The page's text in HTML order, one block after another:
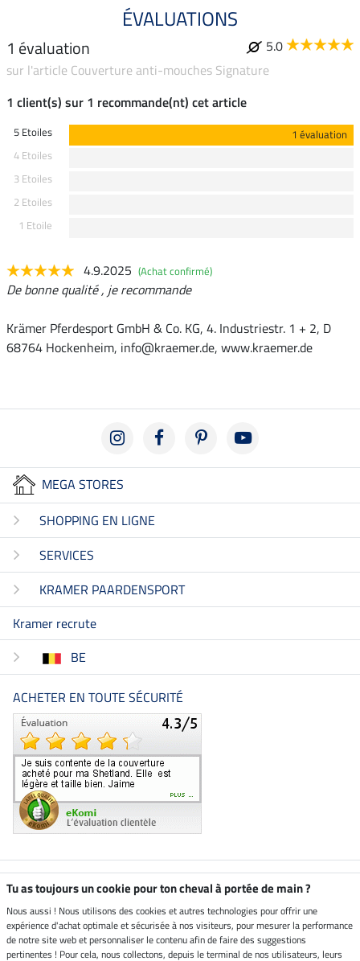
ÉVALUATIONS
1 évaluation
5.0
sur l'article Couverture anti-mouches Signature
1 client(s) sur 1 recommande(nt) cet article
5 Etoiles
1 évaluation
4 Etoiles
3 Etoiles
2 Etoiles
1 Etoile
4.9.2025 (Achat confirmé)
De bonne qualité , je recommande
Krämer Pferdesport GmbH & Co. KG, 4. Industriestr. 1 + 2, D
68764 Hockenheim, info@kraemer.de, www.kraemer.de
MEGA STORES
SHOPPING EN LIGNE
SERVICES
KRAMER PAARDENSPORT
Kramer recrute
BE
ACHETER EN TOUTE SÉCURITÉ
Boutique climatiquement
Livraison par
Tu as toujours un cookie pour ton cheval à portée de main ?
Nous aussi ! Nous utilisons des cookies et autres technologies pour offrir une
expérience d'achat optimale et sécurisée à nos visiteurs, pour mesurer la performance
de notre site web et personnaliser le contenu afin de faire des suggestions
pertinentes ! Pour cela, nous collectons, depuis le terminal de nos utilisateurs, leurs